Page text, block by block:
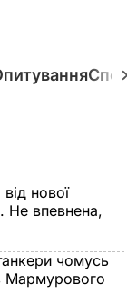
нової
Не впевнена,
чомусь
Мармурового